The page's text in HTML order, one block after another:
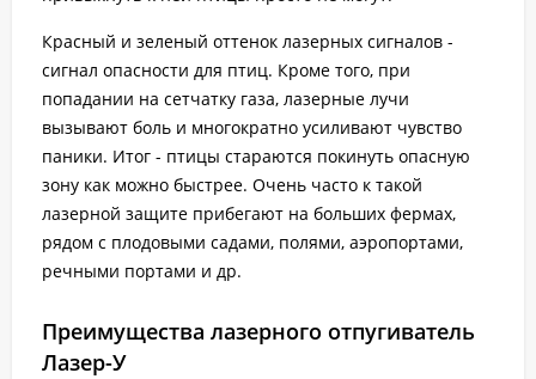
Красный и зеленый оттенок лазерных сигналов -
сигнал опасности для птиц. Кроме того, при
попадании на сетчатку газа, лазерные лучи
вызывают боль и многократно усиливают чувство
паники. Итог - птицы стараются покинуть опасную
зону как можно быстрее. Очень часто к такой
лазерной защите прибегают на больших фермах,
рядом с плодовыми садами, полями, аэропортами,
речными портами и др.
Преимущества лазерного отпугиватель
Лазер-У